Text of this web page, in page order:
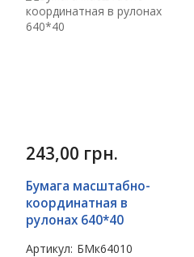
243,00 грн.
Бумага масштабно-
координатная в
рулонах 640*40
Артикул: БМк64010